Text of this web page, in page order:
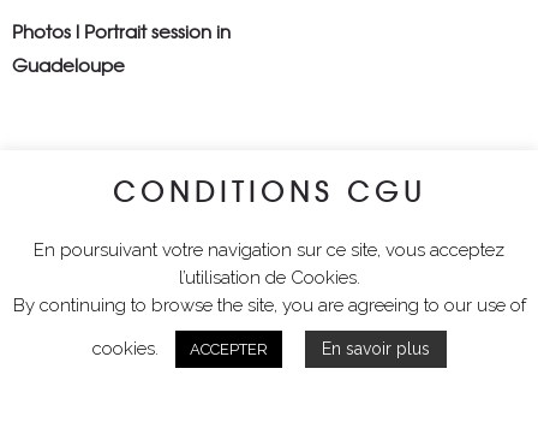
Photos l Portrait session in
Guadeloupe
CONDITIONS CGU
En poursuivant votre navigation sur ce site, vous acceptez
l’utilisation de Cookies.
By continuing to browse the site, you are agreeing to our use of
cookies.
ACCEPTER En savoir plus